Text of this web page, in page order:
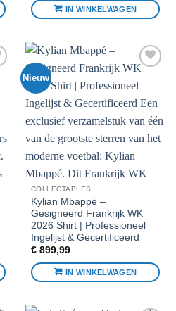
IN WINKELWAGEN
Nieuw
aan
COLLECTABLES
Kylian Mbappé –
Gesigneerd Frankrijk WK
2026 Shirt | Professioneel
Ingelijst & Gecertificeerd
€899,99
IN WINKELWAGEN